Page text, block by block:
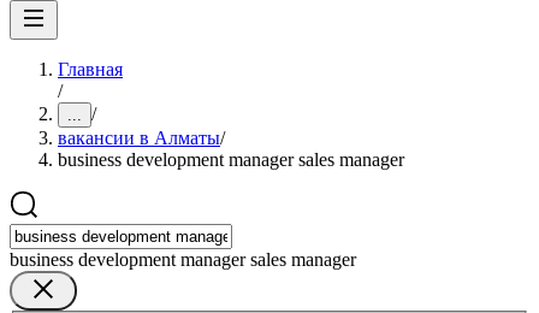
Главная
/
... /
вакансии в Алматы/
business development manager sales manager
business development manager sales manager